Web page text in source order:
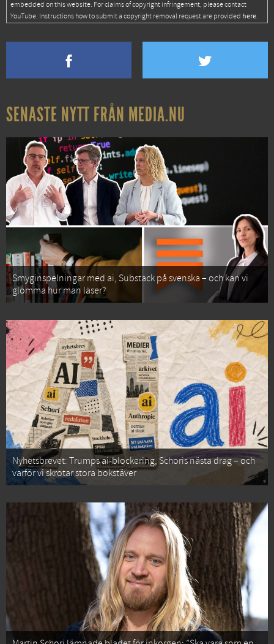
embedded on this website. For claims of copyright infringement, please contact
YouTube. Instructions how to submit a copyright removal request are provided here.
SENASTE NYTT FRÅN MEDIA.NU
Smyginspelningar med ai, Substack på svenska – och kan vi
glömma hur man läser?
Nyhetsbrevet: Trumps ai-blockering, Schoris nästa drag – och
varför vi skrotar stora bokstäver